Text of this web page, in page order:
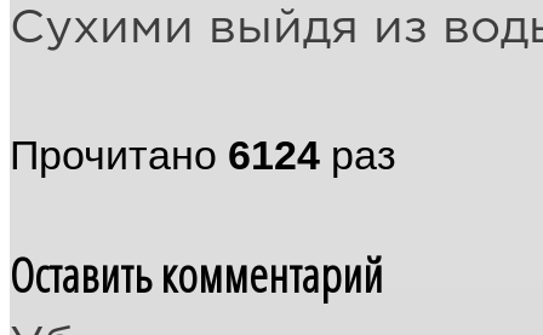
Сухими выйдя из
Прочитано 6124 раз
Оставить комментарий